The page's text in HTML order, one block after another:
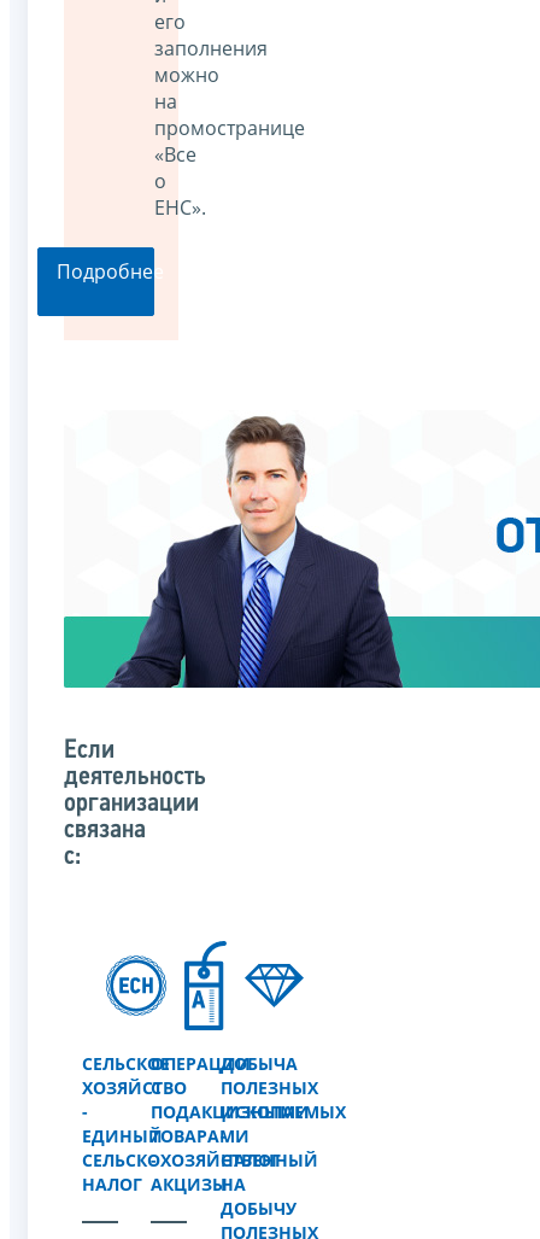
его
заполнения
можно
на
промостранице
«Все
о
ЕНС».
Подробнее
Если
деятельность
организации
связана
с:
СЕЛЬСКОЕ
ХОЗЯЙСТВО
-
ЕДИНЫЙ
СЕЛЬСКОХОЗЯЙСТВЕННЫЙ
НАЛОГ
ОПЕРАЦИИ
С
ПОДАКЦИЗНЫМИ
ТОВАРАМИ
-
АКЦИЗЫ
ДОБЫЧА
ПОЛЕЗНЫХ
ИСКОПАЕМЫХ
-
НАЛОГ
НА
ДОБЫЧУ
ПОЛЕЗНЫХ